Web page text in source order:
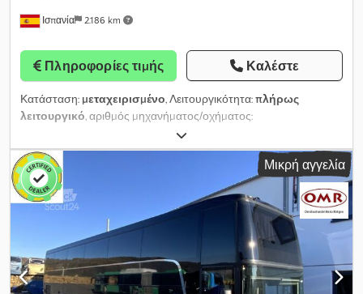
Ισπανία 2.186 km
Πληροφορίες τιμής Καλέστε
Κατάσταση: μεταχειρισμένο, Λειτουργικότητα:πλήρως
λειτουργικό, αριθμός μηχανήματος/οχήματος:
, χιλιομετρική ένδειξη:
302 kW (410,61 ίππους), πρώτη ταξινόμηση:06/2015, τύπος
καυσίμου:
, κατηγορία εκπομπών:Euro
6 , χρώμα: 315/80 R22.5 , Έτος
κατασκευής:
ABS, κλιματισμός, σύστημα
αυτόματου ελέγχου ταχύτητας
, Μεταχειρισμένα ελαστικά με
περισσότερο από το ήμισυ της υπολειπόμενης ωφέλιμης ζωής,
κορυφαίας μάρκας. Σημειώνεται ότι τα έγγραφα του οχήματος
είναι αλλοδαπής προέλευσης· ως εκ τούτου, σε περίπτωση
πώλησης στην Ιταλία, η εθνικοποίηση και η ταξινόμηση
Μικρή αγγελία